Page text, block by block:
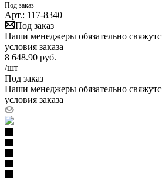
Под заказ
Арт.: 117-8340
Под заказ
Наши менеджеры обязательно
условия заказа
8 648.90 руб.
/шт
Под заказ
Наши менеджеры обязательно
условия заказа